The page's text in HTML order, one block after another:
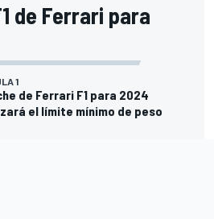
de Ferrari para
1
de Ferrari F1 para 2024
el límite mínimo de peso